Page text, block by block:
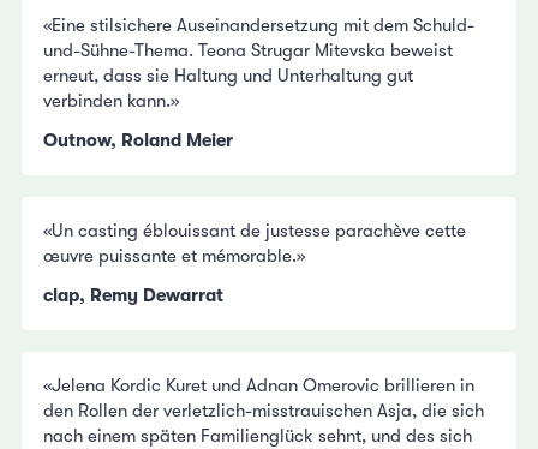
«Eine stilsichere Auseinandersetzung mit dem Schuld-
und-Sühne-Thema. Teona Strugar Mitevska beweist
erneut, dass sie Haltung und Unterhaltung gut
verbinden kann.»
Outnow, Roland Meier
«Un casting éblouissant de justesse parachève cette
œuvre puissante et mémorable.»
clap, Remy Dewarrat
«Jelena Kordic Kuret und Adnan Omerovic brillieren in
den Rollen der verletzlich-misstrauischen Asja, die sich
nach einem späten Familienglück sehnt, und des sich